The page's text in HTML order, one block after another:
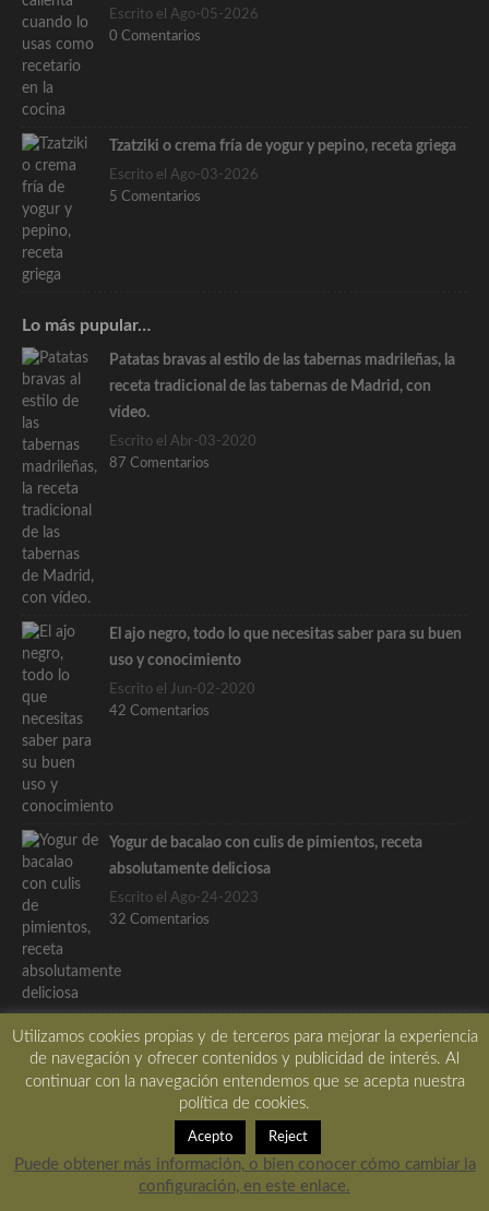
Escrito el Ago-05-2026
0 Comentarios
Tzatziki o crema fría de yogur y pepino, receta griega
Escrito el Ago-03-2026
5 Comentarios
Lo más pupular…
Patatas bravas al estilo de las tabernas madrileñas, la
receta tradicional de las tabernas de Madrid, con
vídeo.
Escrito el Abr-03-2020
87 Comentarios
El ajo negro, todo lo que necesitas saber para su buen
uso y conocimiento
Escrito el Jun-02-2020
42 Comentarios
Yogur de bacalao con culis de pimientos, receta
absolutamente deliciosa
Escrito el Ago-24-2023
32 Comentarios
Etiquetas
aceite ajo ALIÑO aperitivo Apuntes arroz
gambas gastrónomia
manzana naranja navidad
Utilizamos cookies propias y de terceros para mejorar la experiencia
de navegación y ofrecer contenidos y publicidad de interés. Al
continuar con la navegación entendemos que se acepta nuestra
política de cookies.
Acepto Reject
Puede obtener más información, o bien conocer cómo cambiar la
configuración, en este enlace.